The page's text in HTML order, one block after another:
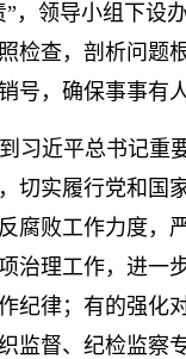
，领导小组下设
检查，剖析问题
号，确保事事有
习近平总书记重
切实履行党和国
腐败工作力度，
治理工作，进一
纪律；有的强化
监督、纪检监察